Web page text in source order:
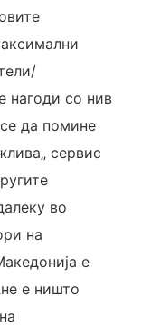
нагоди со нив
се да помине
сервис
во
на
е
е ништо